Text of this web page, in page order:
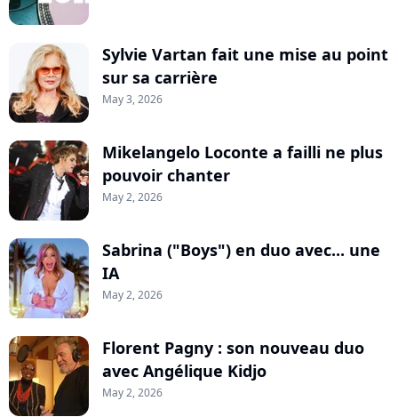
Sylvie Vartan fait une mise au point
sur sa carrière
May 3, 2026
Mikelangelo Loconte a failli ne plus
pouvoir chanter
May 2, 2026
Sabrina ("Boys") en duo avec... une
IA
May 2, 2026
Florent Pagny : son nouveau duo
avec Angélique Kidjo
May 2, 2026